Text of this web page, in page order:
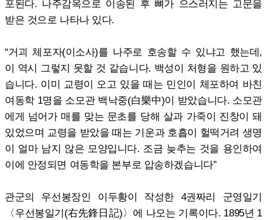
포된다. 나주감옥으로 이송된 후 뼈가 으스러지는 고문을
받은 것으로 나타나 있다.
“거괴 체포자(이소사)를 나주로 호송할 수 있냐고 했는데,
이 역시 그렇지 못할 것 같습니다. 백성이 처형을 원하고 있
습니다. 이미 교령이 오고 있을 때는 민인이 체포하여 바친
여동학 1명을 소모관 백낙중(白樂中)이 받았습니다. 소모관
에게 넘어가 매를 맞는 문초를 당해 살과 가죽이 진창이 돼
있었으며 교령을 받았을 때는 기운과 호흡이 헐떡거려 생명
이 얼마 남지 않은 모양입니다. 조금 늦추는 것을 용인하여
이에 안정되면 여동학을 본부로 압송하겠습니다”
관군의 우선봉장인 이두황이 작성한 4권짜리 군영일기
〈우선봉일기(右先鋒日記)〉에 나오는 기록이다. 1895년 1